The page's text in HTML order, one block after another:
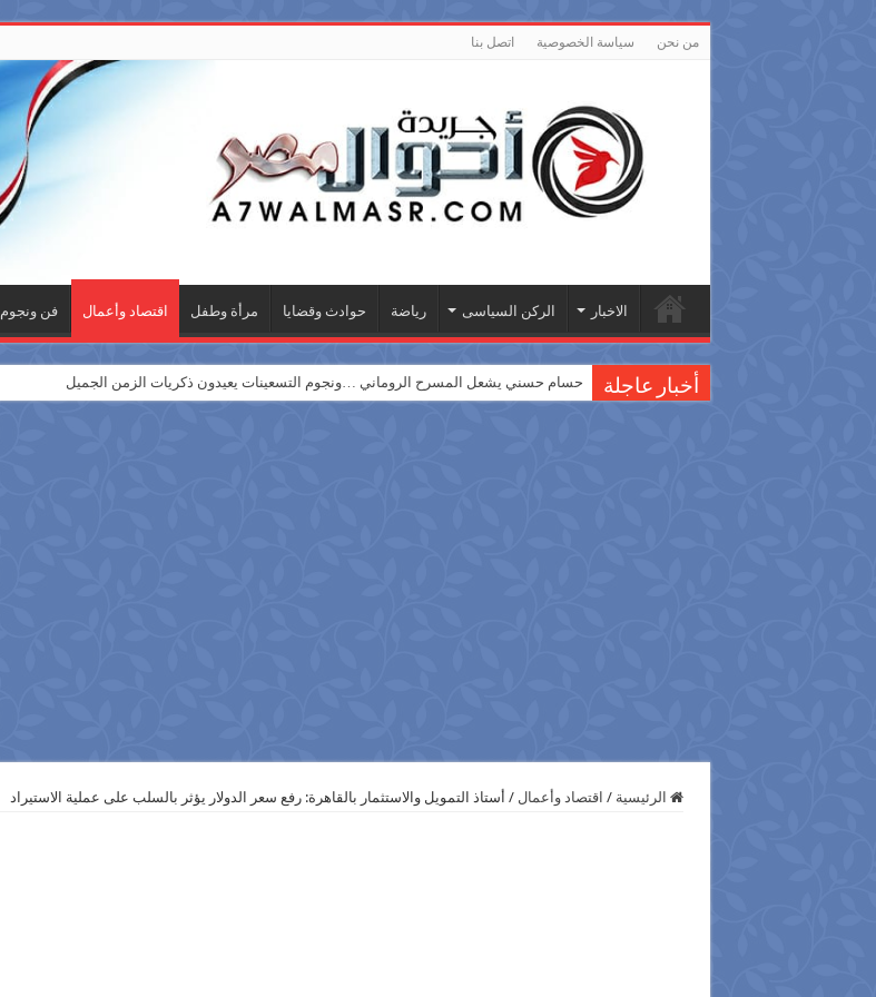
من نحن سياسة الخصوصية اتصل بنا
الاخبار الركن السياسى رياضة حوادث وقضايا مرأة وطفل اقتصاد وأعمال فن ونجوم
أخبار عاجلة حسام حسني يشعل المسرح الروماني …ونجوم التسعينات يعيدون ذكريات الزمن الجميل
الرئيسية / اقتصاد وأعمال / أستاذ التمويل والاستثمار بالقاهرة: رفع سعر الدولار يؤثر بالسلب على عملية الاستيراد